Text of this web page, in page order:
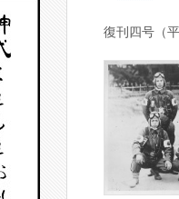
復刊四号（